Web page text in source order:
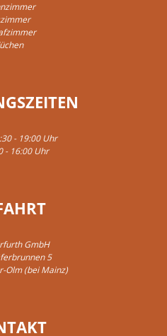
- 19:00 Uhr
- 16:00 Uhr
GmbH
5
Olm (bei Mainz)